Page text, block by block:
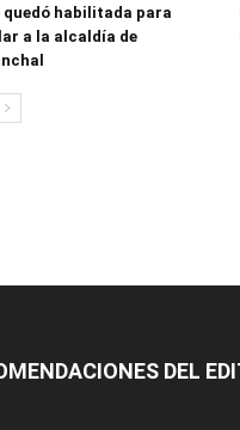
habilitada para
a la alcaldía de
DEL